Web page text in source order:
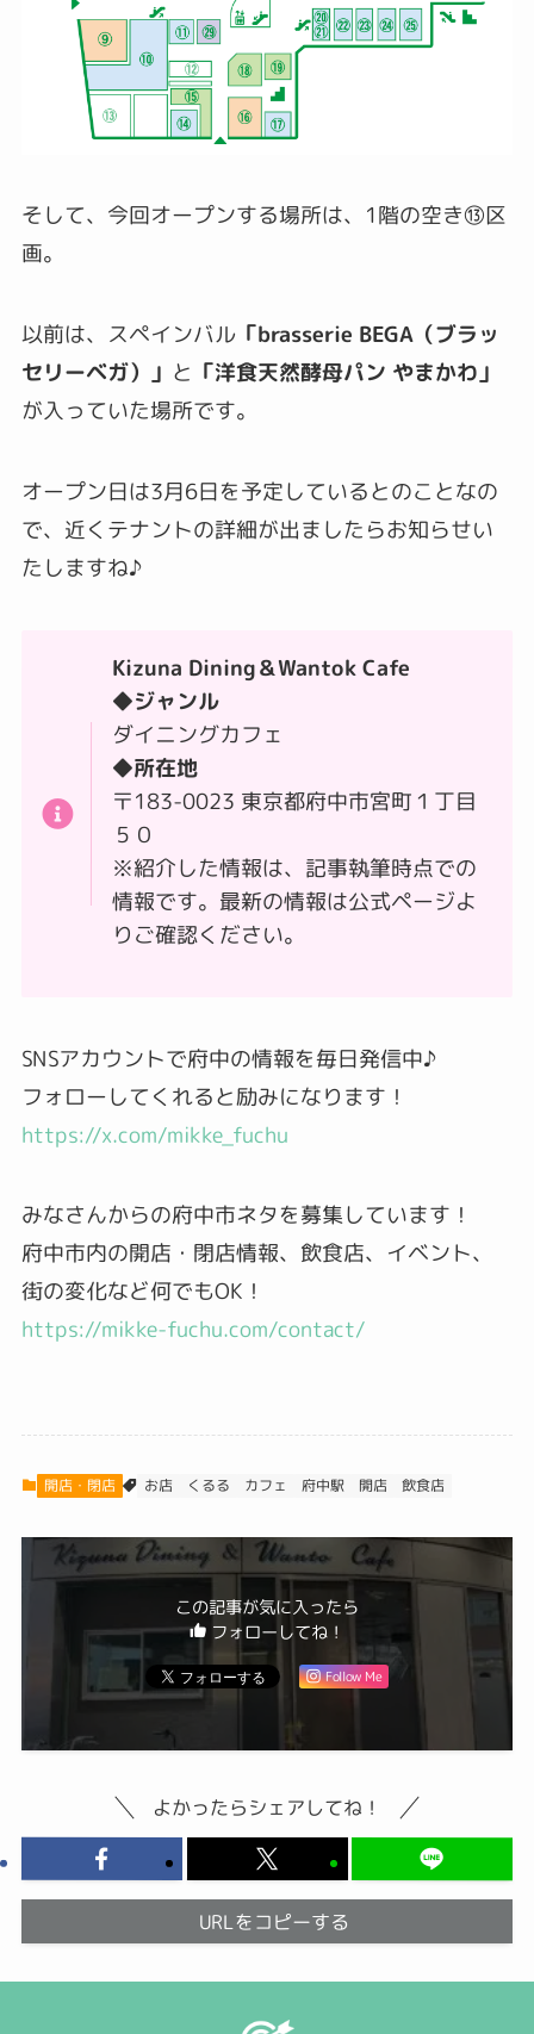
そして、今回オープンする場所は、1階の空き⑬区
画。
以前は、スペインバル 「brasserie BEGA（ブラッ
セリーベガ）」 と 「洋食天然酵母パン やまかわ」
が入っていた場所です。
オープン日は3月6日を予定しているとのことなの
で、近くテナントの詳細が出ましたらお知らせい
たしますね♪
Kizuna Dining＆Wantok Cafe
◆ジャンル
ダイニングカフェ
◆所在地
〒183-0023 東京都府中市宮町１丁目
５０
※紹介した情報は、記事執筆時点での
情報です。最新の情報は公式ページよ
りご確認ください。
SNSアカウントで府中の情報を毎日発信中♪
フォローしてくれると励みになります！
https://x.com/mikke_fuchu
みなさんからの府中市ネタを募集しています！
府中市内の開店・閉店情報、飲食店、イベント、
街の変化など何でもOK！
https://mikke-fuchu.com/contact/
開店・閉店 お店 くるる カフェ 府中駅 開店 飲食店
この記事が気に入ったら
フォローしてね！
Follow Me
よかったらシェアしてね！
URLをコピーする